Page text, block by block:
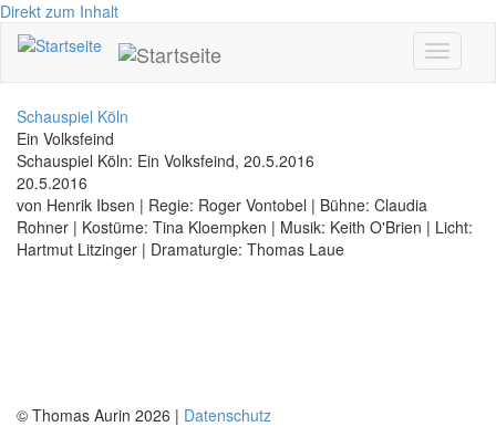
Direkt zum Inhalt
Toggle
Schauspiel Köln
Ein Volksfeind
Schauspiel Köln: Ein Volksfeind, 20.5.2016
20.5.2016
von Henrik Ibsen | Regie: Roger Vontobel | Bühne: Claudia
Rohner | Kostüme: Tina Kloempken | Musik: Keith O'Brien | Licht:
Hartmut Litzinger | Dramaturgie: Thomas Laue
© Thomas Aurin 2026 | Datenschutz